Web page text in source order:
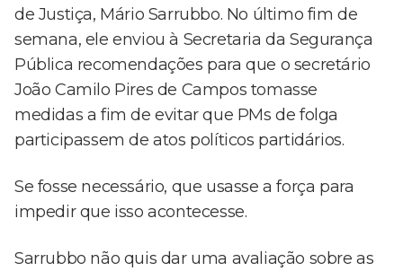
de Justiça, Mário Sarrubbo. No último fim de
semana, ele enviou à Secretaria da Segurança
Pública recomendações para que o secretário
João Camilo Pires de Campos tomasse
medidas a fim de evitar que PMs de folga
participassem de atos políticos partidários.
Se fosse necessário, que usasse a força para
impedir que isso acontecesse.
Sarrubbo não quis dar uma avaliação sobre as